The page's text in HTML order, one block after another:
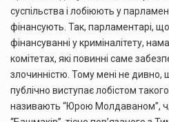
суспільства і лобіюють у
фінансують. Так, парламентарі,
фінансуванні у криміналітету,
комітетах, які повинні саме
злочинністю. Тому мені не дивно,
публічно виступає лобістом
називають “Юрою Молдаваном”,